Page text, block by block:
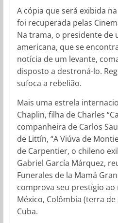
A cópia que será exibida
foi recuperada pelas
Na trama, o presidente de
americana, que se
notícia de um levante,
disposto a destroná-lo.
sufoca a rebelião.
Mais uma estrela
Chaplin, filha de Charles
companheira de Carlos
de Littín, “A Viúva de
de Carpentier, o chileno
Gabriel García Márquez,
Funerales de la Mamá
comprova seu prestígio
México, Colômbia (terra de
Cuba.